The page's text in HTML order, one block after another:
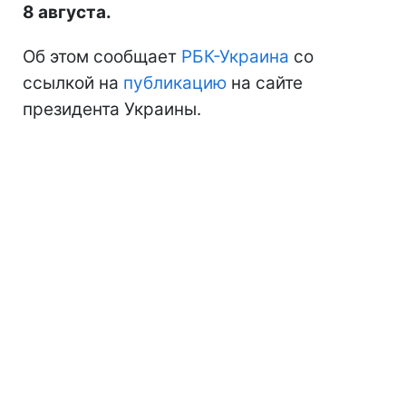
8 августа.
Об этом сообщает РБК-Украина со
ссылкой на публикацию на сайте
президента Украины.